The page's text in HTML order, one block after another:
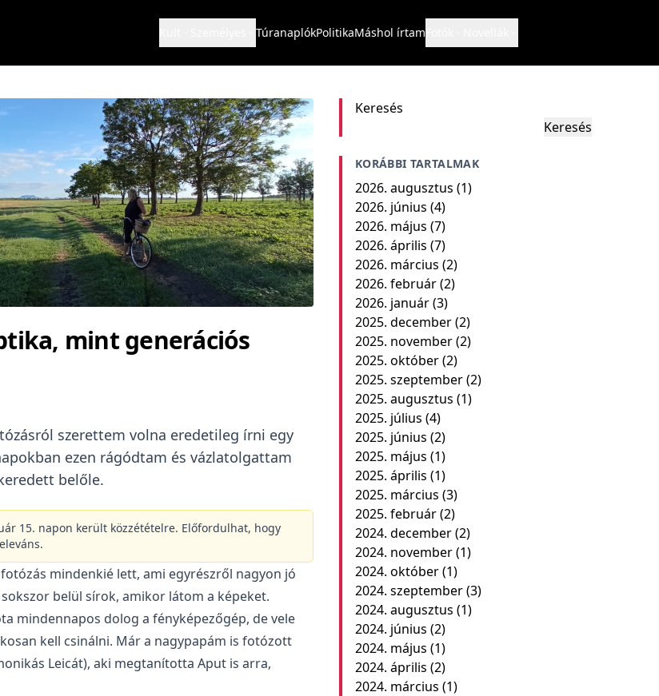
TúranaplókPolitikaMáshol írtam
mint generációs
szerettem volna eredetileg írni egy
ezen rágódtam és vázlatolgattam
belőle.
15. napon került közzétételre. Előfordulhat, hogy
mindenkié lett, ami egyrészről nagyon jó
belül sírok, amikor látom a képeket.
mindennapos dolog a fényképezőgép, de vele
kell csinálni. Már a nagypapám is fotózott
Leicát), aki megtanította Aput is arra,
Keresés
Keresés
KORÁBBI TARTALMAK
2026. augusztus (1)
2026. június (4)
2026. május (7)
2026. április (7)
2026. március (2)
2026. február(2)
2026. január(3)
2025. december(2)
2025. november(2)
2025. október(2)
2025. szeptember(2)
2025. augusztus (1)
2025. július (4)
2025. június (2)
2025. május (1)
2025. április (1)
2025. március (3)
2025. február(2)
2024. december(2)
2024. november(1)
2024. október(1)
2024. szeptember(3)
2024. augusztus (1)
2024. június (2)
2024. május (1)
2024. április (2)
2024. március (1)